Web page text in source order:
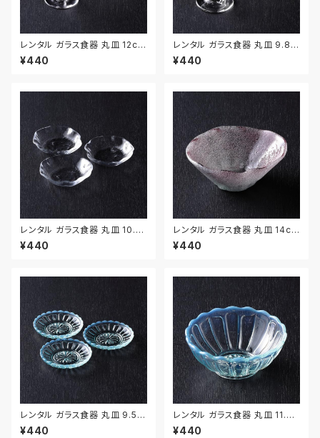
レンタル ガラス食器 丸皿 12cm
2枚セット｜GLM128
¥440
レンタル ガラス食器 丸皿 9.8c
m 2枚セット｜GLM129
¥440
レンタル ガラス食器 丸皿 10.1c
m 3枚セット｜GLM130
¥440
レンタル ガラス食器 丸皿 14cm
｜GLM119
¥440
レンタル ガラス食器 丸皿 9.5c
m 3枚セット｜GLM120
¥440
レンタル ガラス食器 丸皿 11.7c
m｜GLM121
¥440